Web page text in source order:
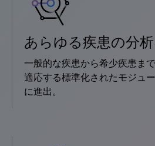
あらゆる疾患の分析
一般的な疾患から希少疾患ま
適応する標準化されたモジュ
に進出。